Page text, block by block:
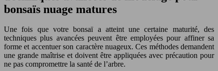
bonsaïs nuage matures
Une fois que votre bonsaï a atteint une certaine maturité, des
techniques plus avancées peuvent être employées pour affiner sa
forme et accentuer son caractère nuageux. Ces méthodes demandent
une grande maîtrise et doivent être appliquées avec précaution pour
ne pas compromettre la santé de l’arbre.